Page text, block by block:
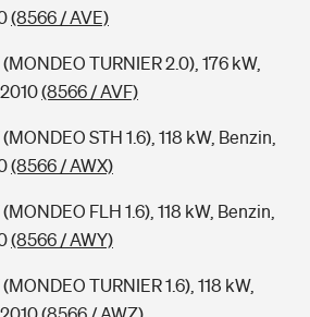
(8566 / AVE)
TURNIER 2.0), 176 kW,
(8566 / AVF)
STH 1.6), 118 kW, Benzin,
(8566 / AWX)
FLH 1.6), 118 kW, Benzin,
(8566 / AWY)
TURNIER 1.6), 118 kW,